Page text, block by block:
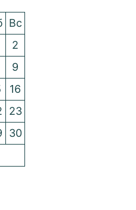
Вс
2
9
16
23
30